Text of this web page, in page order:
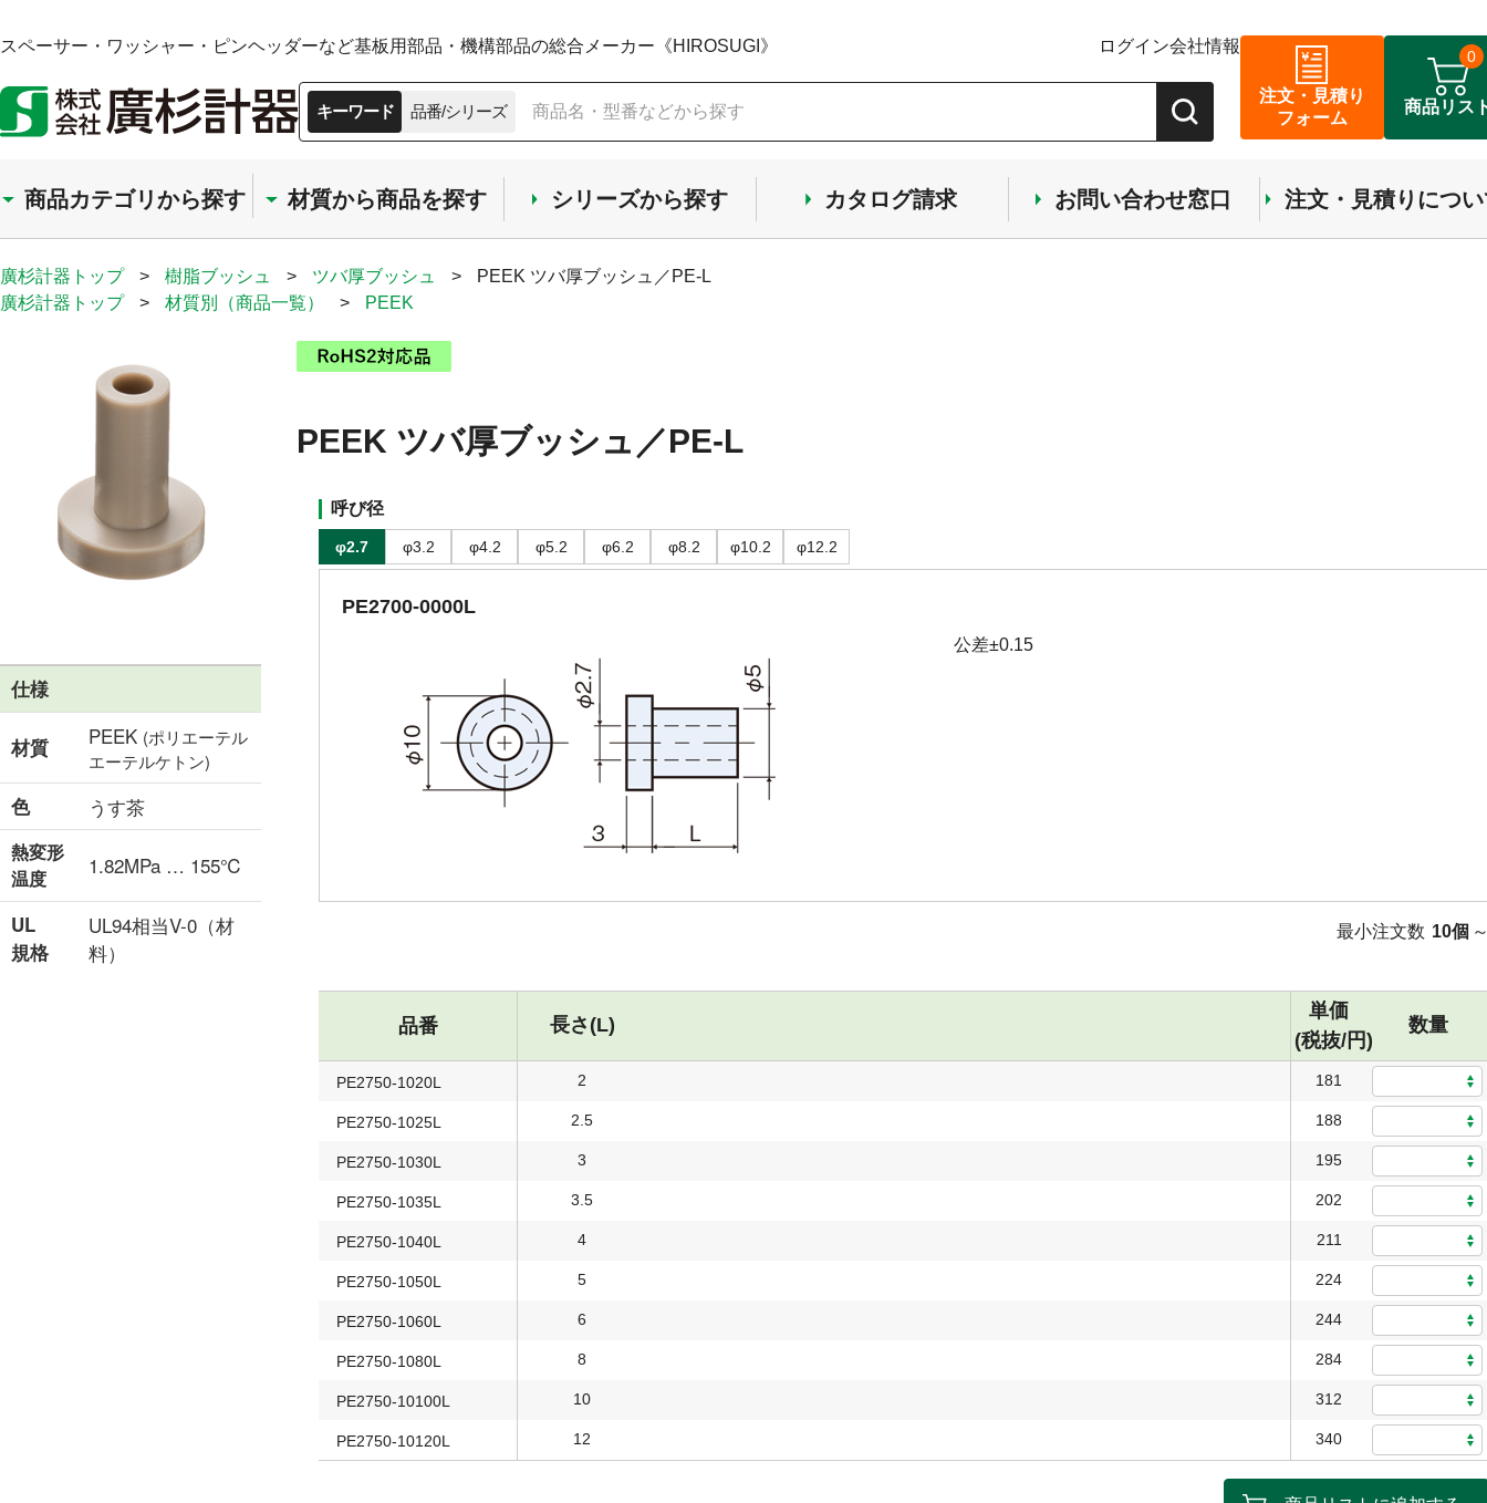
スペーサー・ワッシャー・ピンヘッダーなど基板用部品・機構部品の総合メーカー《HIROSUGI》 ログイン会社情報
キーワード 品番/シリーズ
注文・見積り
フォーム
商品リス
0
商品カテゴリから探す 材質から商品を探す シリーズから探す カタログ請求 お問い合わせ窓口 注文・見積りにつ
廣杉計器トップ > 樹脂ブッシュ > ツバ厚ブッシュ >
PEEK ツバ厚ブッシュ／PE-L
廣杉計器トップ
> 材質別（商品一覧） > PEEK
仕様
材質 PEEK (ポリエーテル
エーテルケトン)
色 うす茶
熱変形
温度
1.82MPa … 155℃
UL
規格
UL94相当V-0（材
料）
PEEK ツバ厚ブッシュ／PE-L
呼び径
φ2.7 φ3.2 φ4.2 φ5.2 φ6.2 φ8.2 φ10.2 φ12.2
PE2700-0000L
公差±0.15
最小注文数 10個
品番 長さ(L)
単価
(税抜/円)
数量
PE2750-1020L 2 181
PE2750-1025L 2.5 188
PE2750-1030L 3 195
PE2750-1035L 3.5 202
PE2750-1040L 4 211
PE2750-1050L 5 224
PE2750-1060L 6 244
PE2750-1080L 8 284
PE2750-10100L 10 312
PE2750-10120L 12 340